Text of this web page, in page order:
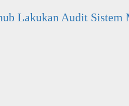
Lakukan Audit Sistem